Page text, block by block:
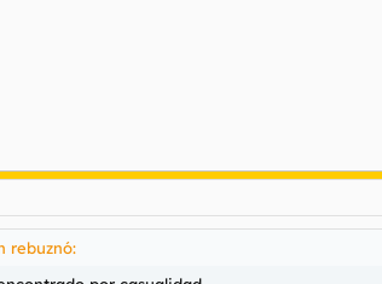
rebuznó: